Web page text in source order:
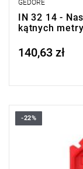
GEDORE
IN 32 14 -
kątnych
Price tax included
140,63 zł
-22%